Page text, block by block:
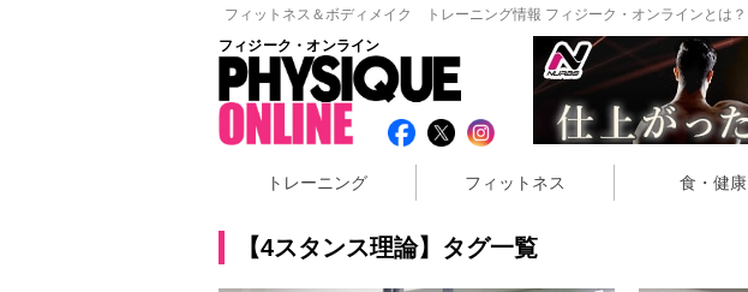
フィットネス＆ボディメイク トレーニング情報 フィジーク・オンラインとは？
フィジーク・オンライン
トレーニング フィットネス 食・健康
【4スタンス理論】タグ一覧